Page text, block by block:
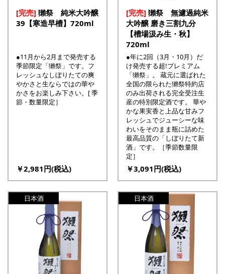
[完売] 獺祭 純米大吟醸
39【寒造早槽】720ml
●11月から2月まで発売する
季節限定「獺祭」です。フ
レッシュなしぼりたての爽
やかさと生ならではの華や
かさをお楽しみ下さい。[ 季
節・数量限定］
￥2,981円(税込)
[完売] 獺祭 無濾過純米
大吟醸 磨き三割九分
【槽場汲み生・秋】
720ml
●年に2回（3月・10月）だ
け発売する超!プレミアム
「獺祭」。 蔵元に選ばれた
全国の限られた獺祭特約店
のみ出荷される完全受注生
産の特別限定酒です。 華や
かな果実香と上品な甘みフ
レッシュでジューシーな味
わいをそのまま瓶に詰めた
最高品質の「しぼりたて新
酒」です。［季節数量限
定］
￥3,091円(税込)
日本酒 日本酒